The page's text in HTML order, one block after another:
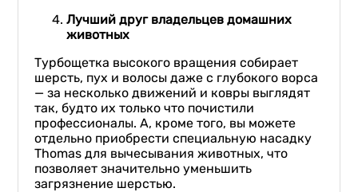
Лучший друг владельцев домашних
животных
Турбощетка высокого вращения собирает
шерсть, пух и волосы даже с глубокого ворса
— за несколько движений и ковры выглядят
так, будто их только что почистили
профессионалы. А, кроме того, вы можете
отдельно приобрести специальную насадку
Thomas для вычесывания животных, что
позволяет значительно уменьшить
загрязнение шерстью.